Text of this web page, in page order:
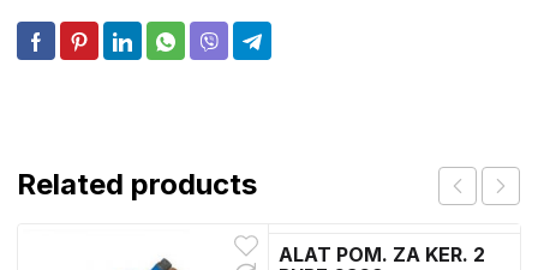
Related products
ALAT POM. ZA KER. 2